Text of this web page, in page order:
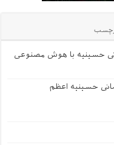
حسینیه با هوش مصنوعی
حسینیه اعظم